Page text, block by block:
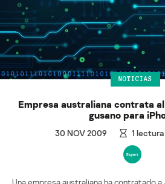
NOTICIAS
Empresa australiana contrata
gusano para
30 NOV 2009 1 lectura
Una empresa australiana ha contratado